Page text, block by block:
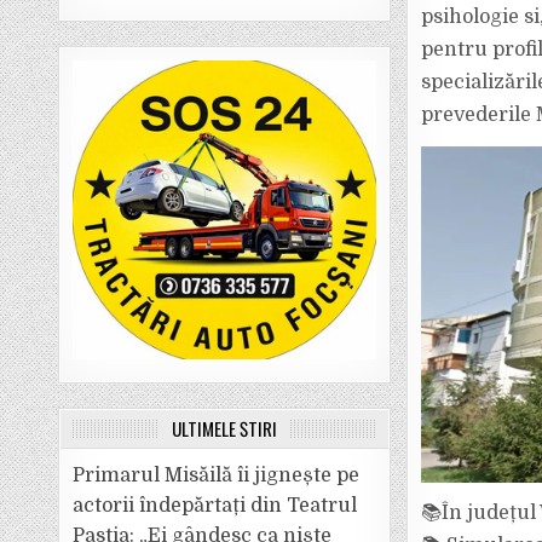
psihologie
pentru
prevederile
📚În județul
ULTIMELE ȘTIRI
Primarul Misăilă îi jignește pe
actorii îndepărtați din Teatrul
Pastia: „Ei gândesc ca niște